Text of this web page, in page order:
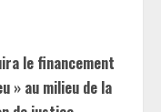
le financement
» au milieu de la